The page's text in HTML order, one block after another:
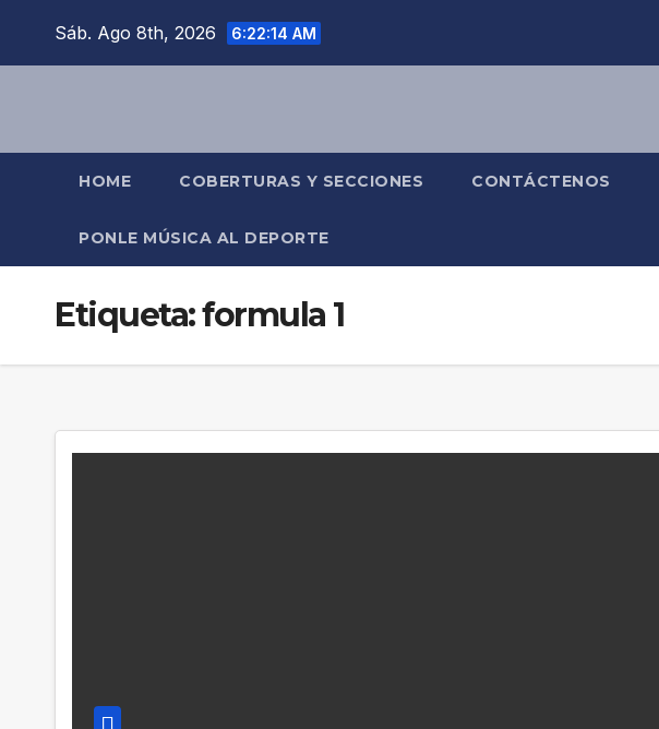
Sáb. Ago 8th, 2026 6:22:15 AM
HOME COBERTURAS Y SECCIONES CONTÁCTENOS
PONLE MÚSICA AL DEPORTE
Etiqueta:formula 1